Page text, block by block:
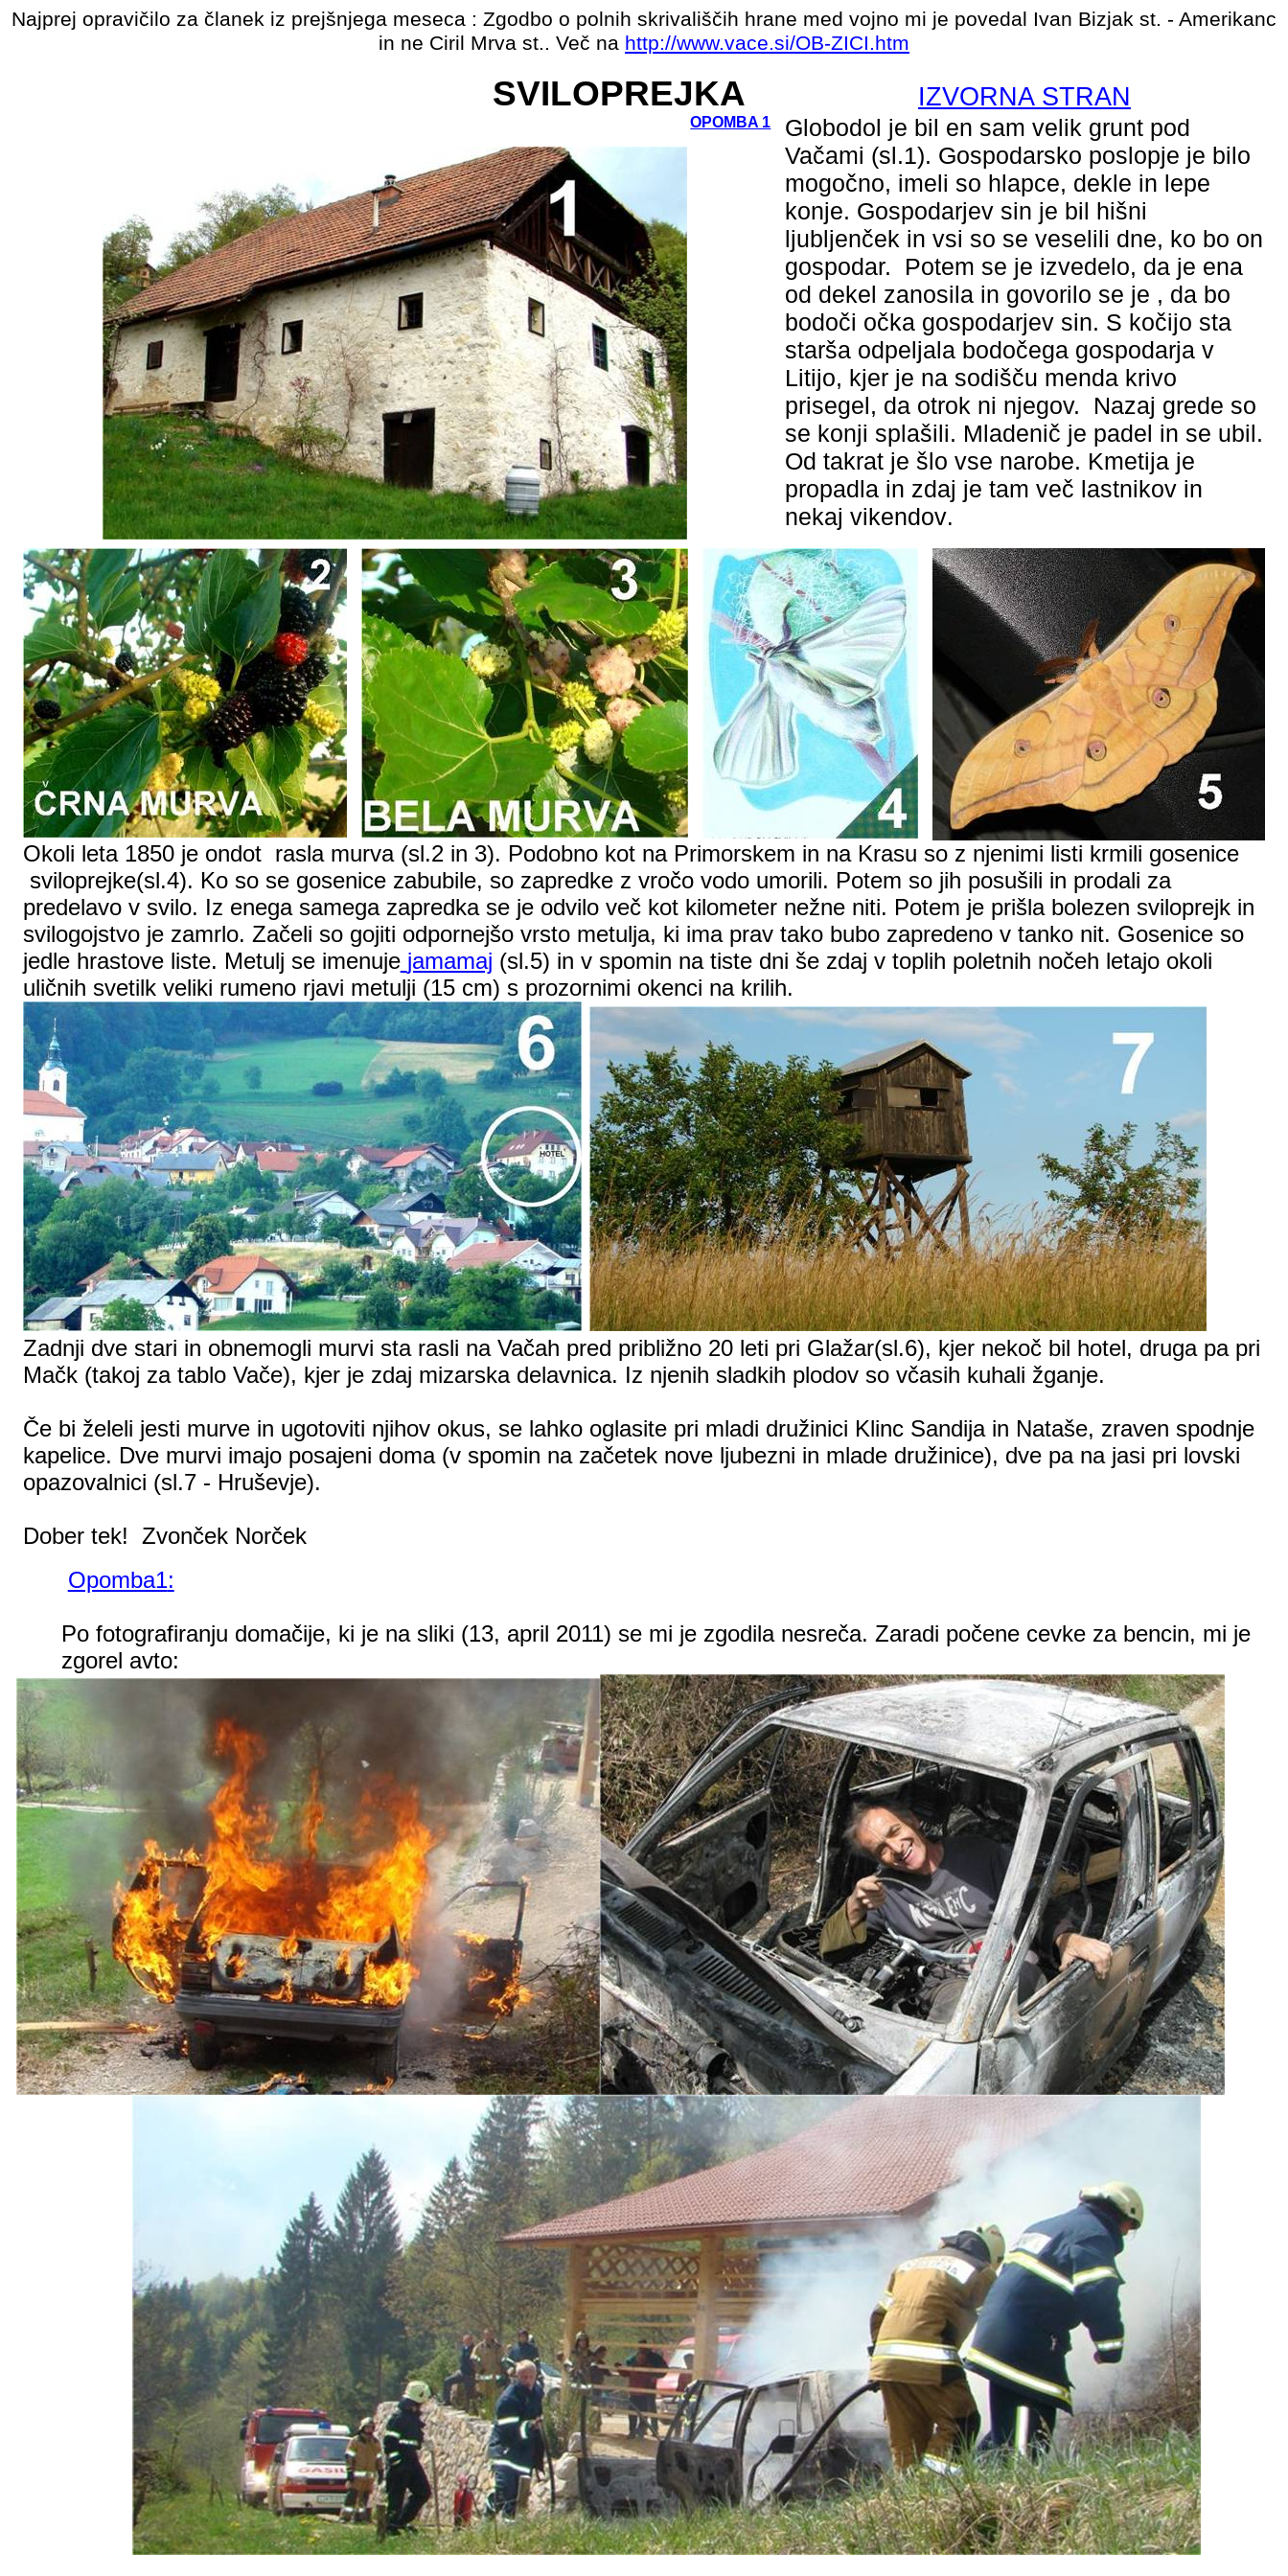
Najprej opravičilo za članek iz prejšnjega meseca : Zgodbo o polnih skrivališčih hrane med vojno mi je povedal Ivan Bizjak st. - Amerikanc
in ne Ciril Mrva st.. Več na http://www.vace.si/OB-ZICI.htm
SVILOPREJKA IZVORNA STRAN
OPOMBA 1
Globodol je bil en sam velik grunt pod
Vačami (sl.1). Gospodarsko poslopje je bilo
mogočno, imeli so hlapce, dekle in lepe
konje. Gospodarjev sin je bil hišni
ljubljenček in vsi so se veselili dne, ko bo on
gospodar. Potem se je izvedelo, da je ena
od dekel zanosila in govorilo se je , da bo
bodoči očka gospodarjev sin. S kočijo sta
starša odpeljala bodočega gospodarja v
Litijo, kjer je na sodišču menda krivo
prisegel, da otrok ni njegov. Nazaj grede so
se konji splašili. Mladenič je padel in se ubil.
Od takrat je šlo vse narobe. Kmetija je
propadla in zdaj je tam več lastnikov in
nekaj vikendov.
Okoli leta 1850 je ondotrasla murva (sl.2in 3). Podobno kot na Primorskem in na Krasu so z njenimi listi krmili gosenice
sviloprejke(sl.4). Ko so se gosenice zabubile, so zapredke z vročo vodo umorili. Potem so jih posušili in prodali za
predelavo v svilo. Iz enega samega zapredka se je odvilo več kot kilometer nežne niti. Potem je prišla bolezen sviloprejk in
svilogojstvo je zamrlo. Začeli so gojiti odpornejšo vrsto metulja, ki ima prav tako bubo zapredeno v tanko nit. Gosenice so
jedle hrastove liste. Metulj se imenuje jamamaj (sl.5) in v spomin na tiste dni še zdaj v toplih poletnih nočeh letajo okoli
uličnih svetilk veliki rumeno rjavi metulji (15 cm) s prozornimi okenci na krilih.
Zadnji dve stari in obnemogli murvi sta rasli na Vačah pred približno 20 leti pri Glažar(sl.6), kjer nekoč bil hotel, druga pa pri
Mačk (takoj za tablo Vače), kjer je zdaj mizarska delavnica. Iz njenih sladkih plodov so včasih kuhali žganje.
Če bi želeli jesti murve in ugotoviti njihov okus, se lahko oglasite pri mladi družinici Klinc Sandija in Nataše, zraven spodnje
kapelice. Dve murvi imajo posajeni doma (v spomin na začetek nove ljubezni in mlade družinice), dve pa na jasi pri lovski
opazovalnici (sl.7- Hruševje).
Dober tek! Zvonček Norček
Opomba1:
Po fotografiranju domačije, ki je na sliki (13, april 2011) se mi je zgodila nesreča. Zaradi počene cevke za bencin, mi je
zgorel avto: